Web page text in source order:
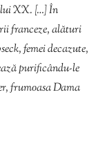
XX. […] În
franceze, alături
femei decazute,
purificându-le
frumoasa Dama